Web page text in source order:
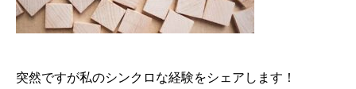
突然ですが私のシンクロな経験をシェアします！